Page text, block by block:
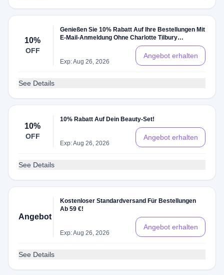
10%
OFF
Genießen Sie 10% Rabatt Auf Ihre Bestellungen Mit
E-Mail-Anmeldung Ohne Charlotte Tilbury
Exp: Aug 26, 2026
Angebot erhalten
See Details
10%
OFF
10% Rabatt Auf Dein Beauty-Set!
Exp: Aug 26, 2026
Angebot erhalten
See Details
Angebot
Kostenloser Standardversand Für Bestellungen
Ab 59 €!
Exp: Aug 26, 2026
Angebot erhalten
See Details